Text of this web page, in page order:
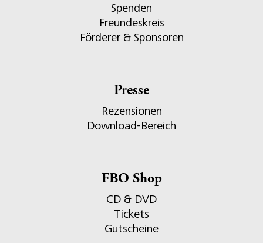
Spenden
Freundeskreis
Förderer & Sponsoren
Presse
Rezensionen
Download-Bereich
FBO Shop
CD & DVD
Tickets
Gutscheine